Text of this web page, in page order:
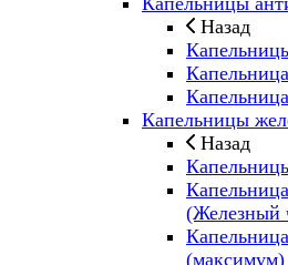
Назад
Капельницы
Назад
(Железный
(максимум)